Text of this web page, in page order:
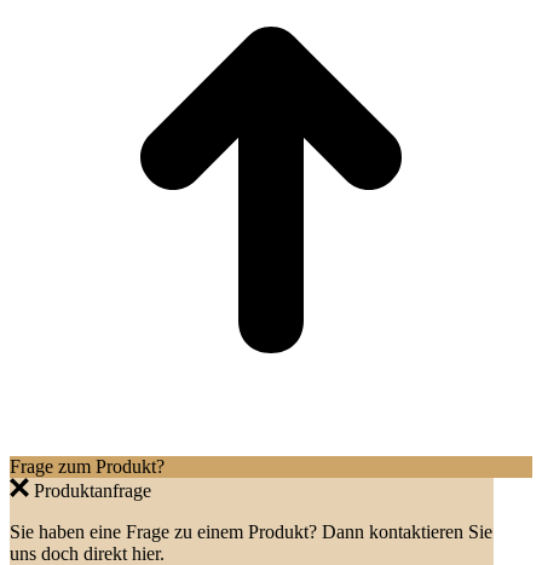
Frage zum Produkt?
Produktanfrage
Sie haben eine Frage zu einem Produkt? Dann kontaktieren Sie
uns doch direkt hier.